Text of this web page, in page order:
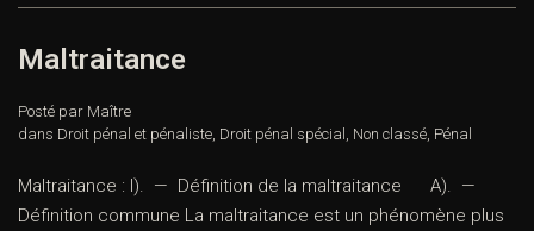
Maltraitance
Posté par Maître
dans Droit pénal et pénaliste, Droit pénal spécial , Non classé, Pénal
Maltraitance : I). — Définition de la maltraitance A). —
Définition commune La maltraitance est un phénomène plus